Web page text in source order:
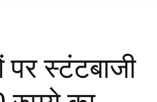
स्टंटबाजी